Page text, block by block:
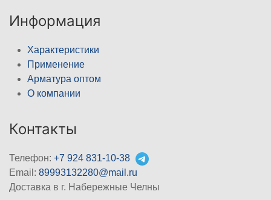
Информация
Характеристики
Применение
Арматура оптом
О компании
Контакты
Телефон: +7 924 831-10-38
Email: 89993132280@mail.ru
Доставка в г. Набережные Челны